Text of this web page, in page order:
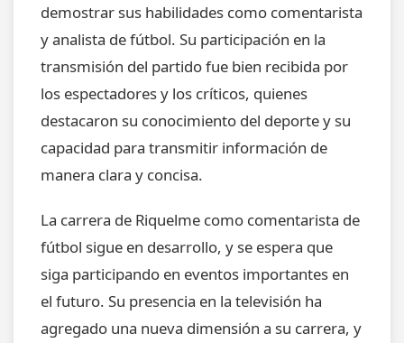
demostrar sus habilidades como comentarista
y analista de fútbol. Su participación en la
transmisión del partido fue bien recibida por
los espectadores y los críticos, quienes
destacaron su conocimiento del deporte y su
capacidad para transmitir información de
manera clara y concisa.
La carrera de Riquelme como comentarista de
fútbol sigue en desarrollo, y se espera que
siga participando en eventos importantes en
el futuro. Su presencia en la televisión ha
agregado una nueva dimensión a su carrera, y